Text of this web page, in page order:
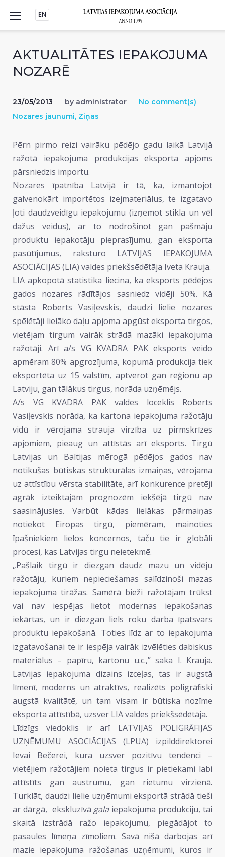
content
EN
AKTUALITĀTES IEPAKOJUMA
NOZARĒ
23/05/2013 by administrator
No comment(s)
Nozares jaunumi, Ziņas
Pērn pirmo reizi vairāku pēdējo gadu laikā Latvijā
ražotā iepakojuma produkcijas eksporta apjoms
pārsniedzis importu.
Nozares īpatnība Latvijā ir tā, ka, izmantojot
galvenokārt importētos izejmateriālus, te izgatavo
ļoti daudzveidīgu iepakojumu (izņemot stikla un vēl
dažus veidus), ar to nodrošinot gan pašmāju
produktu iepakotāju pieprasījumu, gan eksporta
pasūtījumus, raksturo LATVIJAS IEPAKOJUMA
ASOCIĀCIJAS (LIA) valdes priekšsēdētāja Iveta Krauja.
LIA apkopotā statistika liecina, ka eksports pēdējos
gados nozares rādītājos sasniedz vidēji 50%. Kā
stāsta Roberts Vasiļevskis, daudzi lielie nozares
spēlētāji lielāko daļu apjoma apgūst eksporta tirgos,
vietējam tirgum vairāk strādā mazāki iepakojuma
ražotāji. Arī a/s VG KVADRA PAK eksports veido
apmēram 80% apgrozījuma, kopumā produkcija tiek
eksportēta uz 15 valstīm, aptverot gan reģionu ap
Latviju, gan tālākus tirgus, norāda uzņēmējs.
A/s VG KVADRA PAK valdes loceklis Roberts
Vasiļevskis norāda, ka kartona iepakojuma ražotāju
vidū ir vērojama strauja virzība uz pirmskrīzes
apjomiem, pieaug un attīstās arī eksports. Tirgū
Latvijas un Baltijas mērogā pēdējos gados nav
notikušas būtiskas strukturālas izmaiņas, vērojama
uz attīstību vērsta stabilitāte, arī konkurence pretēji
agrāk izteiktajām prognozēm iekšējā tirgū nav
saasinājusies. Varbūt kādas lielākas pārmaiņas
notiekot Eiropas tirgū, piemēram, mainoties
īpašniekiem lielos koncernos, taču tie ir globāli
procesi, kas Latvijas tirgu neietekmē.
„Pašlaik tirgū ir diezgan daudz mazu un vidēju
ražotāju, kuriem nepieciešamas salīdzinoši mazas
iepakojuma tirāžas. Samērā bieži ražotājam trūkst
vai nav iespējas lietot modernas iepakošanas
iekārtas, un ir diezgan liels roku darba īpatsvars
produktu iepakošanā. Toties līdz ar to iepakojuma
izgatavošanai te ir iespēja vairāk izvēlēties dabiskus
materiālus – papīru, kartonu u.c.,” saka I. Krauja.
Latvijas iepakojuma dizains izceļas, tas ir augstā
līmenī, moderns un atraktīvs, realizēts poligrāfiski
augstā kvalitātē, un tam visam ir būtiska nozīme
eksporta attīstībā, uzsver LIA valdes priekšsēdētāja.
Līdzīgs viedoklis ir arī LATVIJAS POLIGRĀFIJAS
UZŅĒMUMU ASOCIĀCIJAS (LPUA) izpilddirektorei
Ievai Bečerei, kura uzsver pozitīvu tendenci –
vietējiem ražotājiem noieta tirgus ir pietiekami labi
attīstīts gan austrumu, gan rietumu virzienā.
Turklāt, daudzi lielie uzņēmumi eksportā strādā tieši
ar dārgā, ekskluzīvā gala iepakojuma produkciju, tai
skaitā izstrādā ražo iepakojumu, piegādājot to
pasaules līmeņa zīmoliem. Savā nišā darbojas arī
mazie iepakojuma ražošanas uzņēmumi, kuros ir